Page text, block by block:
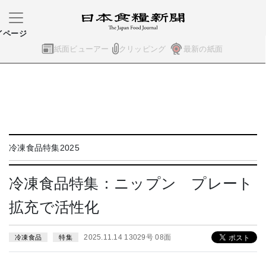
紙面ビューアー クリッピング 最新の紙面
ページ
冷凍食品特集2025
冷凍食品特集：ニップン プレート
拡充で活性化
冷凍食品 特集 2025.11.14 13029号 08面